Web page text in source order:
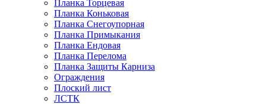
Планка Торцевая
Планка Коньковая
Планка Снегоупорная
Планка Примыкания
Планка Ендовая
Планка Перелома
Планка Защиты Карниза
Ограждения
Плоский лист
ЛСТК